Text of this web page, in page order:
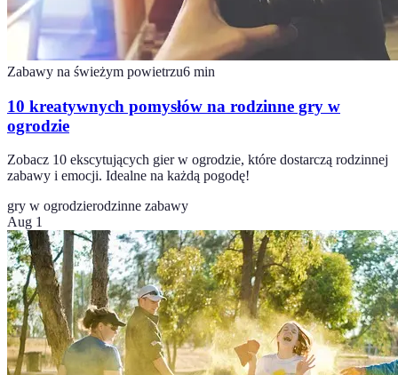
Zabawy na świeżym powietrzu6 min
10 kreatywnych pomysłów na rodzinne gry w
ogrodzie
Zobacz 10 ekscytujących gier w ogrodzie, które dostarczą rodzinnej
zabawy i emocji. Idealne na każdą pogodę!
gry w ogrodzierodzinne zabawy
Aug 1